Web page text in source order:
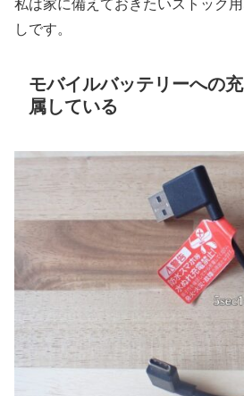
私は家に備えておきたいストック
しです。
モバイルバッテリーへの
属している